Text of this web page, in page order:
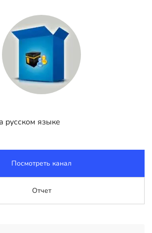
русском языке
Посмотреть канал
Отчет